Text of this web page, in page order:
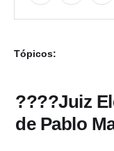
Tópicos:
????Juiz
de Pablo